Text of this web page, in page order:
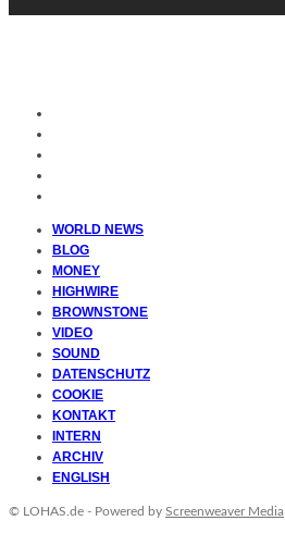
WORLD NEWS
BLOG
MONEY
HIGHWIRE
BROWNSTONE
VIDEO
SOUND
DATENSCHUTZ
COOKIE
KONTAKT
INTERN
ARCHIV
ENGLISH
© LOHAS.de - Powered by Screenweaver Media